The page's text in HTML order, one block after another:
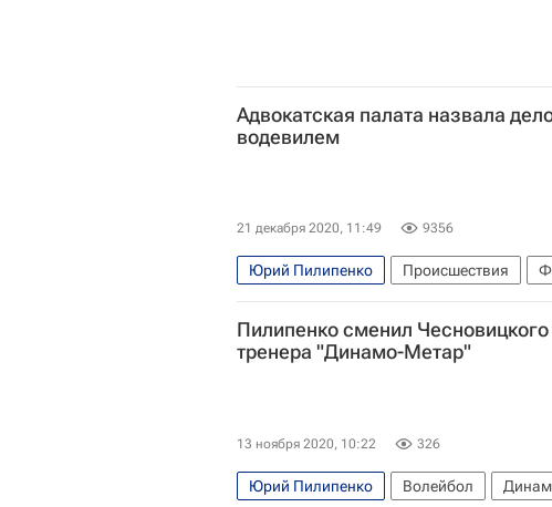
Адвокатская палата назвала
водевилем
21 декабря 2020, 11:49 9356
Юрий Пилипенко Происшествия
Михаил Ефремов
Александр
Эльман Пашаев
Пилипенко сменил Чесновицкого
тренера "Динамо-Метар"
13 ноября 2020, 10:22 326
Юрий Пилипенко Волейбол